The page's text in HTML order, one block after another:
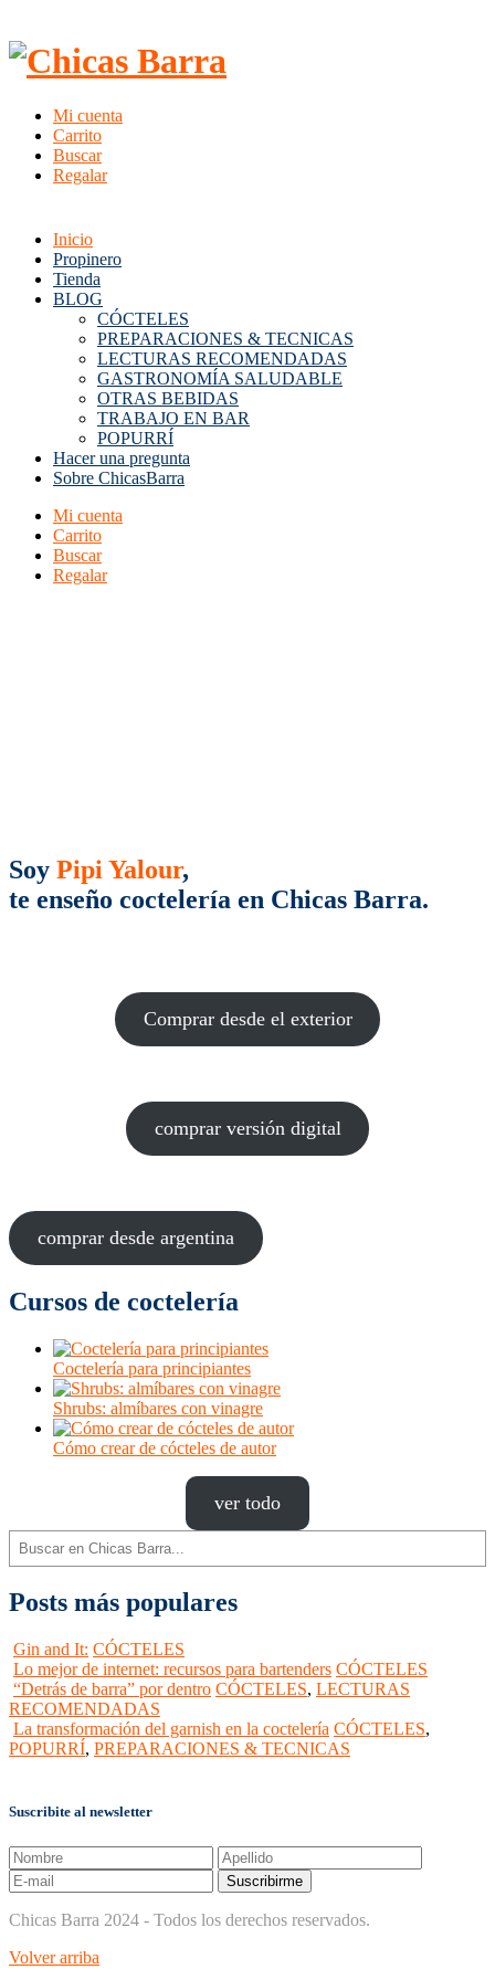
Mi cuenta
Carrito
Buscar
Regalar
Inicio
Propinero
Tienda
BLOG
CÓCTELES
PREPARACIONES & TECNICAS
LECTURAS RECOMENDADAS
GASTRONOMÍA SALUDABLE
OTRAS BEBIDAS
TRABAJO EN BAR
POPURRÍ
Hacer una pregunta
Sobre ChicasBarra
Mi cuenta
Carrito
Buscar
Regalar
Soy Pipi Yalour,
te enseño coctelería en Chicas Barra.
Comprar desde el exterior
comprar versión digital
comprar desde argentina
Cursos de coctelería
Coctelería para principiantes
Shrubs: almíbares con vinagre
Cómo crear de cócteles de autor
ver todo
Buscar
Posts más populares
Gin and It: CÓCTELES
Lo mejor de internet: recursos para bartenders CÓCTELES
“Detrás de barra” por dentro CÓCTELES, LECTURAS
RECOMENDADAS
La transformación del garnish en la coctelería CÓCTELES,
POPURRÍ, PREPARACIONES & TECNICAS
Suscribite al newsletter
Chicas Barra 2024 - Todos los derechos reservados.
Volver arriba